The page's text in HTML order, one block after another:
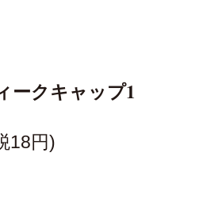
ークキャップ1
18円)